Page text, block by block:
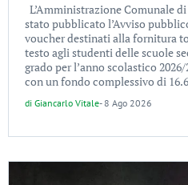
L’Amministrazione Comunale
stato pubblicato l’Avviso
voucher destinati alla fornitura
testo agli studenti delle scuole
grado per l’anno scolastico
con un fondo complessivo di
di Giancarlo Vitale- 8 Ago 2026